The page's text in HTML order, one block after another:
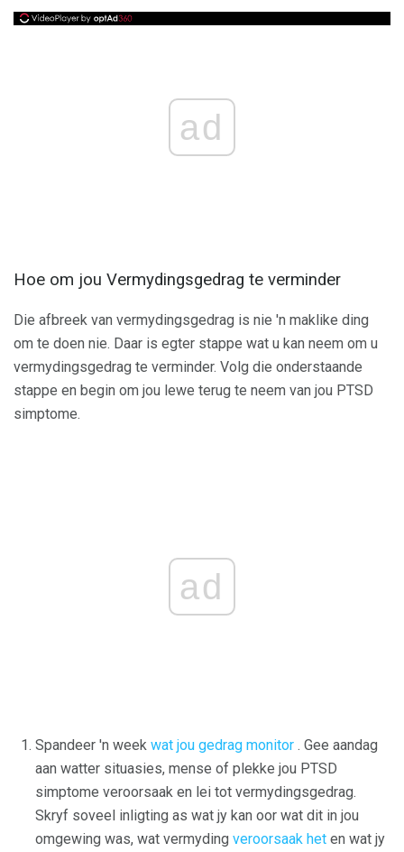
ad
Hoe om jou Vermydingsgedrag te verminder
Die afbreek van vermydingsgedrag is nie 'n maklike ding
om te doen nie. Daar is egter stappe wat u kan neem om u
vermydingsgedrag te verminder. Volg die onderstaande
stappe en begin om jou lewe terug te neem van jou PTSD
simptome.
ad
Spandeer 'n week wat jou gedrag monitor . Gee aandag
aan watter situasies, mense of plekke jou PTSD
simptome veroorsaak en lei tot vermydingsgedrag.
Skryf soveel inligting as wat jy kan oor wat dit in jou
omgewing was, wat vermyding veroorsaak het en wat jy